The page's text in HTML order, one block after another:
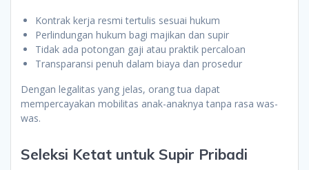
Kontrak kerja resmi tertulis sesuai hukum
Perlindungan hukum bagi majikan dan supir
Tidak ada potongan gaji atau praktik percaloan
Transparansi penuh dalam biaya dan prosedur
Dengan legalitas yang jelas, orang tua dapat
mempercayakan mobilitas anak-anaknya tanpa rasa was-
was.
Seleksi Ketat untuk Supir Pribadi